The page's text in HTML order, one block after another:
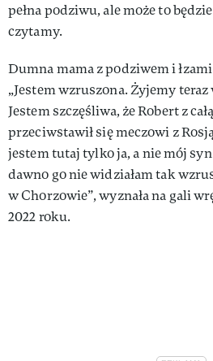
pełna podziwu, ale może to
czytamy.
Dumna mama z podziwem i
„Jestem wzruszona. Żyjemy
Jestem szczęśliwa, że Robert z
przeciwstawił się meczowi z
jestem tutaj tylko ja, a nie mój
dawno go nie widziałam tak
w Chorzowie”, wyznała na gali
2022 roku.